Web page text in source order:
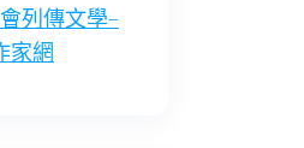
列傳文學–
家網